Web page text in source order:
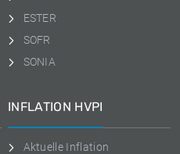
ESTER
SOFR
SONIA
INFLATION HVPI
Aktuelle Inflation